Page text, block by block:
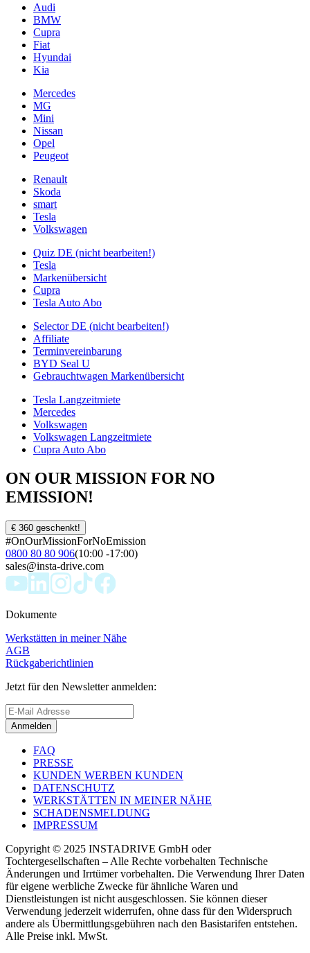
Audi
BMW
Cupra
Fiat
Hyundai
Kia
Mercedes
MG
Mini
Nissan
Opel
Peugeot
Renault
Skoda
smart
Tesla
Volkswagen
Quiz DE (nicht bearbeiten!)
Tesla
Markenübersicht
Cupra
Tesla Auto Abo
Selector DE (nicht bearbeiten!)
Affiliate
Terminvereinbarung
BYD Seal U
Gebrauchtwagen Markenübersicht
Tesla Langzeitmiete
Mercedes
Volkswagen
Volkswagen Langzeitmiete
Cupra Auto Abo
ON OUR MISSION FOR NO
EMISSION!
€ 360 geschenkt!
#OnOurMissionForNoEmission
0800 80 80 906(10:00 -17:00)
sales@insta-drive.com
Dokumente
Werkstätten in meiner Nähe
AGB
Rückgaberichtlinien
Jetzt für den Newsletter anmelden:
Anmelden
FAQ
PRESSE
KUNDEN WERBEN KUNDEN
DATENSCHUTZ
WERKSTÄTTEN IN MEINER NÄHE
SCHADENSMELDUNG
IMPRESSUM
Copyright © 2025 INSTADRIVE GmbH oder
Tochtergesellschaften – Alle Rechte vorbehalten Technische
Änderungen und Irrtümer vorbehalten. Die Verwendung Ihrer Daten
für eigene werbliche Zwecke für ähnliche Waren und
Dienstleistungen ist nicht ausgeschlossen. Sie können dieser
Verwendung jederzeit widerrufen, ohne dass für den Widerspruch
andere als Übermittlungsgebühren nach den Basistarifen entstehen.
Alle Preise inkl. MwSt.